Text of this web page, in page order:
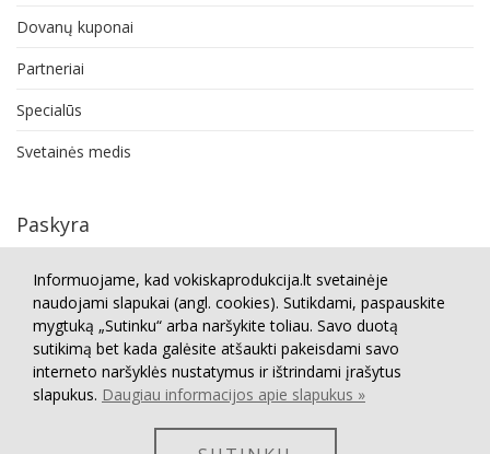
Dovanų kuponai
Partneriai
Specialūs
Svetainės medis
Paskyra
Užsakymų istorija
Grąžinimai
Norų sąrašas
Informuojame, kad vokiskaprodukcija.lt svetainėje
naudojami slapukai (angl. cookies). Sutikdami, paspauskite
mygtuką „Sutinku“ arba naršykite toliau. Savo duotą
sutikimą bet kada galėsite atšaukti pakeisdami savo
interneto naršyklės nustatymus ir ištrindami įrašytus
slapukus. Daugiau informacijos apie slapukus »